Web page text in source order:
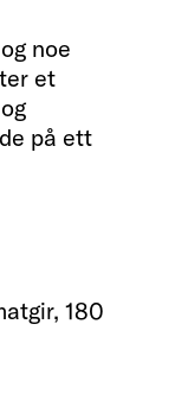
noe
et
på ett
180